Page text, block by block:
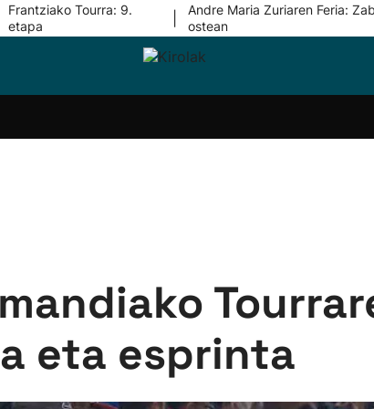
Frantziako Tourra: 9.
etapa
Andre Maria Zuriaren Feria:
ostean
Taldeak
eta esprinta